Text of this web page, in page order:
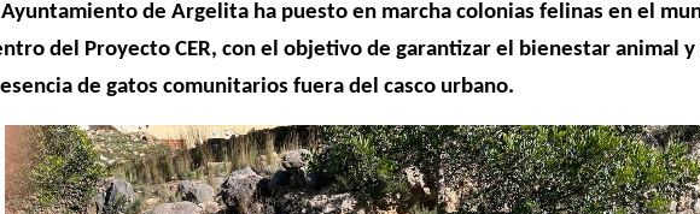
Ayuntamiento de Argelita ha puesto en marcha colonias felinas en el
del Proyecto CER, con el objetivo de garantizar el bienestar animal
de gatos comunitarios fuera del casco urbano.